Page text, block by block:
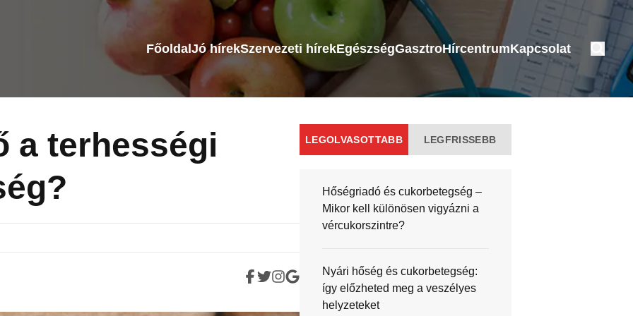
Főoldal Jó hírekSzervezeti hírekEgészségGasztroHírcentrumKapcsolat
a terhességi
LEGOLVASOTTABB LEGFRISSEBB
Hőségriadó és cukorbetegség –
Mikor kell különösen vigyázni a
vércukorszintre?
Nyári hőség és cukorbetegség:
így előzheted meg a veszélyes
helyzeteket